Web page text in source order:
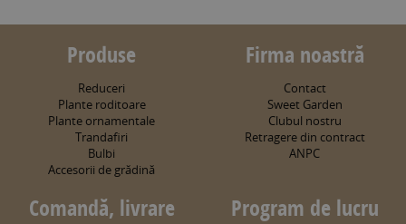
Produse
Reduceri
Plante roditoare
Plante ornamentale
Trandafiri
Bulbi
Accesorii de grădină
Firma noastră
Contact
Sweet Garden
Clubul nostru
Retragere din contract
ANPC
Comandă, livrare Program de lucru